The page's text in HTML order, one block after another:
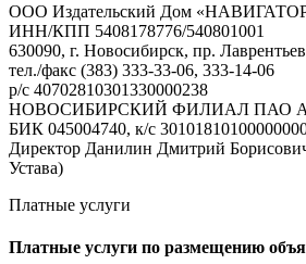
ООО Издательский Дом
ИНН/КПП 5408178776/540801001
630090, г. Новосибирск, пр.
тел./факс (383) 333-33-06, 333-14-06
р/с 40702810301330000238
НОВОСИБИРСКИЙ ФИЛИАЛ ПАО
БИК 045004740, к/с
Директор Данилин Дмитрий
Устава)
Платные услуги
Платные услуги по размещению